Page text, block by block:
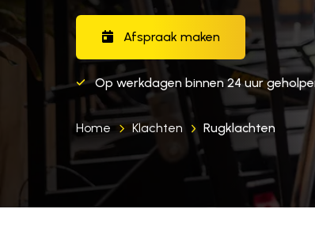
Afspraak maken
Op werkdagen binnen 24 uur
Home Klachten Rugklachten